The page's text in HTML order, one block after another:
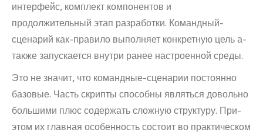
интерфейс, комплект компонентов и
продолжительный этап разработки. Командный-
сценарий как-правило выполняет конкретную цель а-
также запускается внутри ранее настроенной среды.
Это не значит, что командные-сценарии постоянно
базовые. Часть скрипты способны являться довольно
большими плюс содержать сложную структуру. При-
этом их главная особенность состоит во практическом